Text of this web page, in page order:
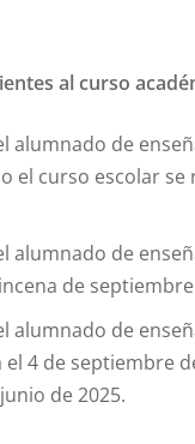
al curso
alumnado de
el curso escolar
alumnado de
de septiembre
alumnado de
4 de septiembre
de 2025.